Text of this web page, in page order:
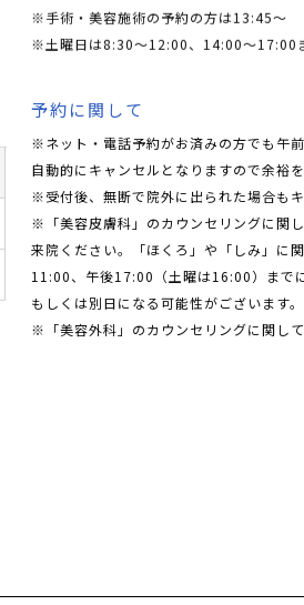
※手術・美容施術の予約の方は13:45〜
※土曜日は8:30〜12:00、14:00〜17:00
予約に関して
※ネット・電話予約がお済みの方でも午
自動的にキャンセルとなりますので余裕
※受付後、無断で院外に出られた場合も
※「美容皮膚科」のカウンセリングに関
来院ください。「ほくろ」や「しみ」に
11:00、午後17:00（土曜は16:00）まで
もしくは別日になる可能性がございます。
※「美容外科」のカウンセリングに関し